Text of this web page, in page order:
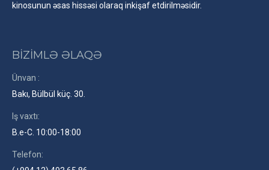
kinosunun əsas hissəsi olaraq inkişaf etdirilməsidir.
BİZİMLƏ ƏLAQƏ
Ünvan :
Bakı, Bülbül küç. 30.
Iş vaxtı:
B.e-C. 10:00-18:00
Telefon: